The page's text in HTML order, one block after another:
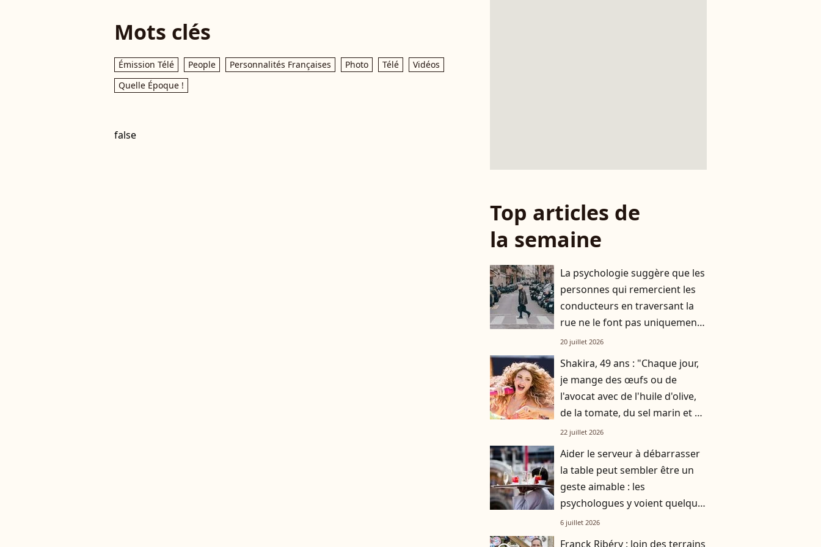
Mots clés
Émission Télé People Personnalités Françaises Photo Télé
Vidéos
Quelle Époque !
false
Top articles de
la semaine
La psychologie suggère que les
personnes qui remercient les
conducteurs en traversant la
rue ne le font pas uniquement
par gratitude
20 juillet 2026
Shakira, 49 ans : "Chaque jour,
je mange des œufs ou de
l'avocat avec de l'huile d'olive,
de la tomate, du sel marin et un
smoothie"
22 juillet 2026
Aider le serveur à débarrasser
la table peut sembler être un
geste aimable : les
psychologues y voient quelque
chose de bien plus profond.
6 juillet 2026
Franck Ribéry : loin des terrains